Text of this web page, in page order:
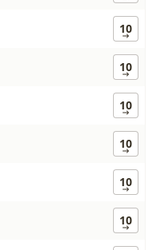
10
10
10
10
10
10